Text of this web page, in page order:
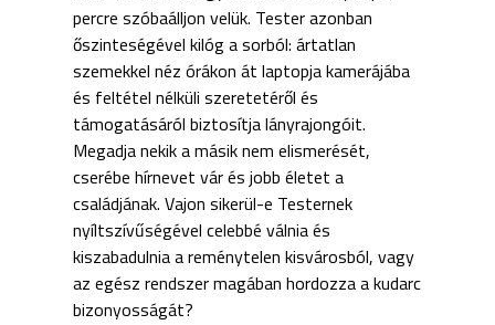
percre szóbaálljon velük. Tester azonban
őszinteségével kilóg a sorból: ártatlan
szemekkel néz órákon át laptopja kamerájába
és feltétel nélküli szeretetéről és
támogatásáról biztosítja lányrajongóit.
Megadja nekik a másik nem elismerését,
cserébe hírnevet vár és jobb életet a
családjának. Vajon sikerül-e Testernek
nyíltszívűségével celebbé válnia és
kiszabadulnia a reménytelen kisvárosból, vagy
az egész rendszer magában hordozza a kudarc
bizonyosságát?